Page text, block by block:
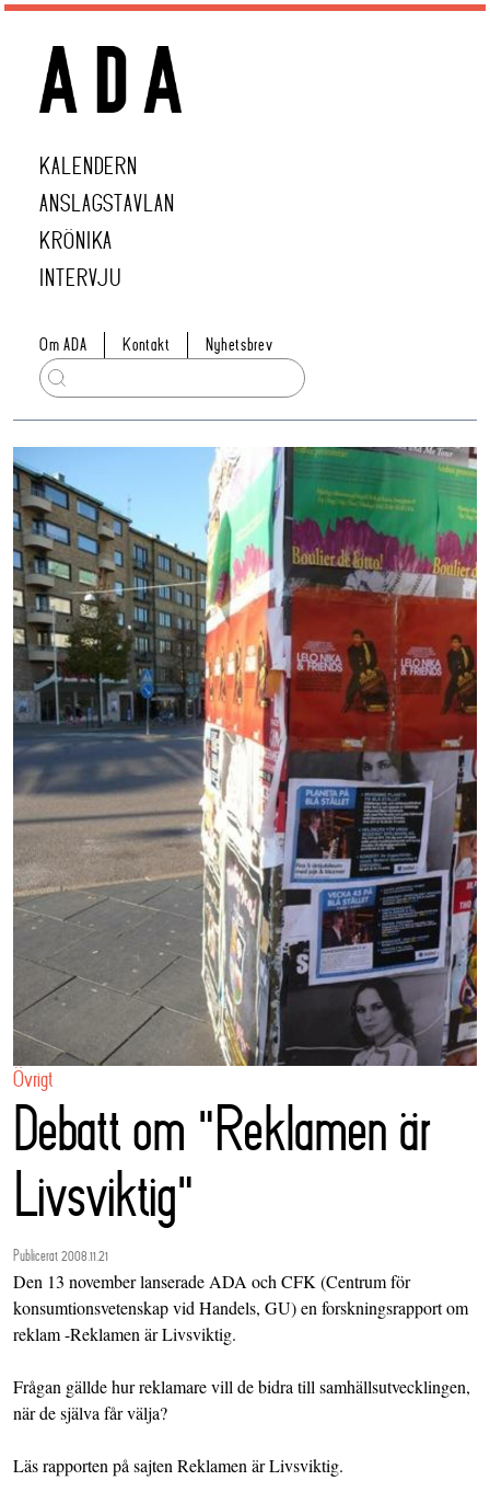
KALENDERN
ANSLAGSTAVLAN
KRÖNIKA
INTERVJU
Om ADA Kontakt Nyhetsbrev
Övrigt
Debatt om "Reklamen är
Livsviktig"
Publicerat 2008.11.21
Den 13 november lanserade ADA och CFK (Centrum för
konsumtionsvetenskap vid Handels, GU) en forskningsrapport om
reklam -Reklamen är Livsviktig.
Frågan gällde hur reklamare vill de bidra till samhällsutvecklingen,
när de själva får välja?
Läs rapporten på sajten Reklamen är Livsviktig.